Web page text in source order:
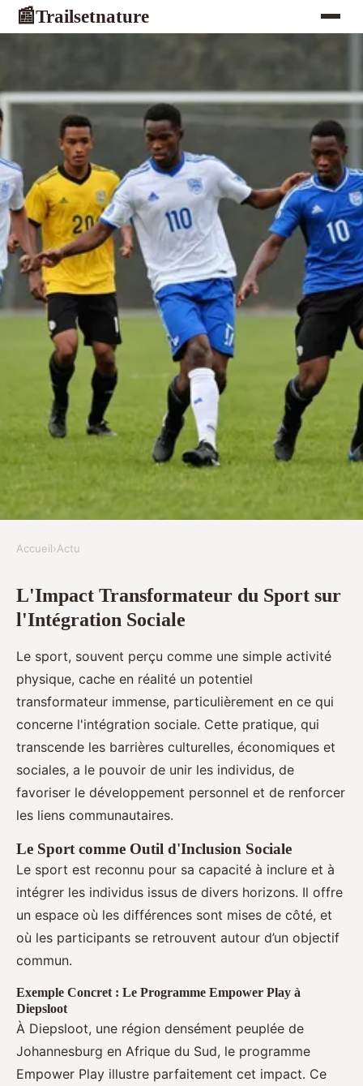
📰Trailsetnature
L'Impact Transformateur du
Sport sur l'Intégration Sociale
Paul•4 novembre 2024•5 min de lecture
Accueil›Actu
L'Impact Transformateur du Sport sur
l'Intégration Sociale
Le sport, souvent perçu comme une simple activité
physique, cache en réalité un potentiel
transformateur immense, particulièrement en ce qui
concerne l'intégration sociale. Cette pratique, qui
transcende les barrières culturelles, économiques et
sociales, a le pouvoir de unir les individus, de
favoriser le développement personnel et de renforcer
les liens communautaires.
Le Sport comme Outil d'Inclusion Sociale
Le sport est reconnu pour sa capacité à inclure et à
intégrer les individus issus de divers horizons. Il offre
un espace où les différences sont mises de côté, et
où les participants se retrouvent autour d’un objectif
commun.
Exemple Concret : Le Programme Empower Play à
Diepsloot
À Diepsloot, une région densément peuplée de
Johannesburg en Afrique du Sud, le programme
Empower Play illustre parfaitement cet impact. Ce